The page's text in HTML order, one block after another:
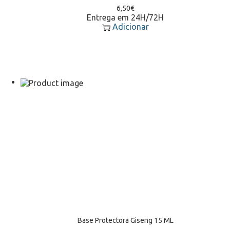
6,50€
Entrega em 24H/72H
Adicionar
Base Protectora Giseng 15 ML